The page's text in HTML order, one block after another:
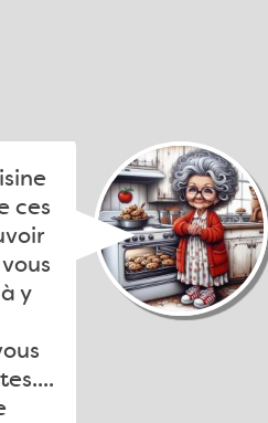
ces
y